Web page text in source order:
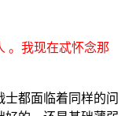
。我现在忒怀念那
都面临着同样的问